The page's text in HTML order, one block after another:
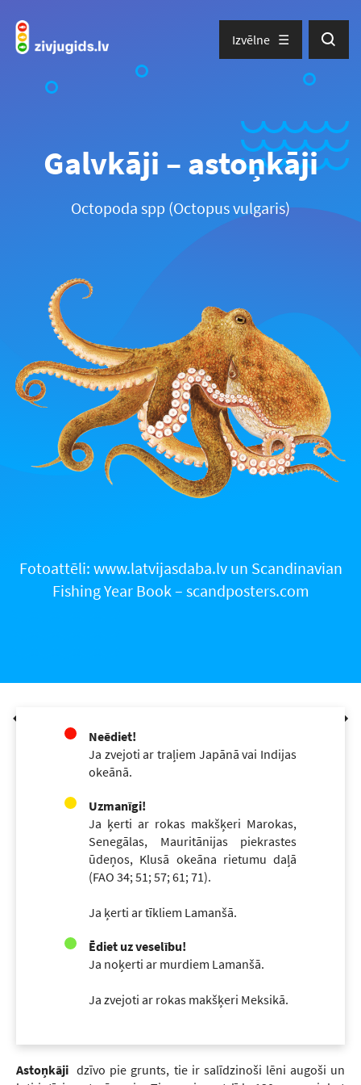
Izvēlne
Galvkāji – astoņkāji
Octopoda spp (Octopus vulgaris)
Fotoattēli: www.latvijasdaba.lv un Scandinavian
Fishing Year Book – scandposters.com
Neēdiet!
Ja zvejoti ar traļiem Japānā vai Indijas
okeānā.
Uzmanīgi!
Ja ķerti ar rokas makšķeri Marokas,
Senegālas, Mauritānijas piekrastes
ūdeņos, Klusā okeāna rietumu daļā
(FAO 34; 51; 57; 61; 71).
Ja ķerti ar tīkliem Lamanšā.
Ēdiet uz veselību!
Ja noķerti ar murdiem Lamanšā.
Ja zvejoti ar rokas makšķeri Meksikā.
Astoņkāji dzīvo pie grunts, tie ir salīdzinoši lēni augoši un